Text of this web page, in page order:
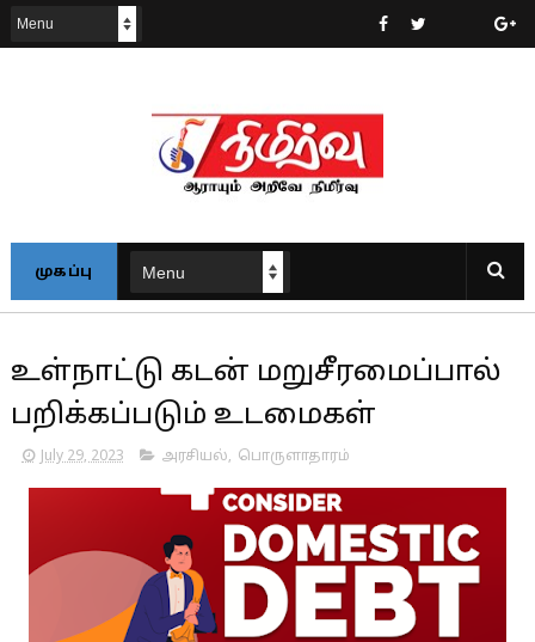
முகப்பு
உள்நாட்டு கடன் மறுசீரமைப்பால்
பறிக்கப்படும் உடமைகள்
July 29, 2023 அரசியல், பொருளாதாரம்